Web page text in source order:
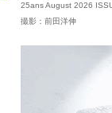
25ans August 2026
撮影：前田洋伸